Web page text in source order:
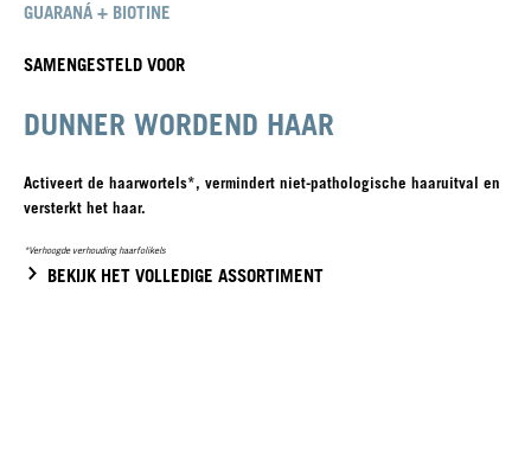
GUARANÁ + BIOTINE
SAMENGESTELD VOOR
DUNNER WORDEND HAAR
Activeert de haarwortels*, vermindert niet-pathologische haaruitval en
versterkt het haar.
*Verhoogde verhouding haarfolikels
BEKIJK HET VOLLEDIGE ASSORTIMENT